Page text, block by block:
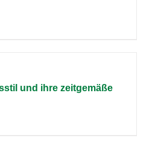
und ihre zeitgemäße